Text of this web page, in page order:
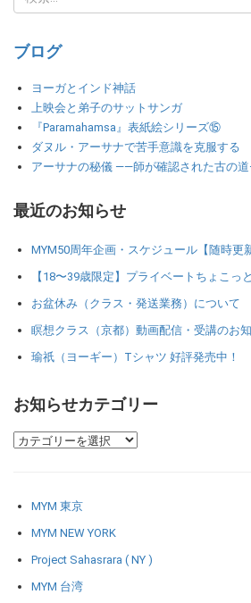
ブログ
ヨーガとインド神話
上映会と弟子のサットサンガ
『Paramahamsa』表紙絵シリーズ⑮
ダヌル・アーサナで苦手意識を克服する
アーサナの秘儀 ――師が確認された古の
最近のお知らせ
MYM50周年企画・スケジュール【随時更
【18〜39歳限定】プライベートちょこっ
お盆休み（クラス・発送業務）について
瞑想クラス（京都）動画配信・受講のお
瑜祇（ヨーギー）Tシャツ 好評発売中！
お知らせカテゴリー
MYM 東京
MYM NEW YORK
Project Sahasrara ( NY )
MYM 台湾